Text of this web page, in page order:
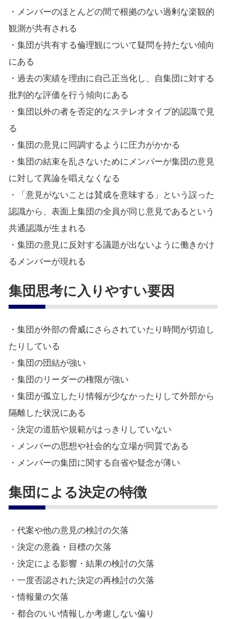
・メンバーのほとんどの間で根拠のない過剰な楽観的
観測が共有される
・集団が共有する倫理観について疑問を持たない傾向
にある
・過去の実績を理由に自己正当化し、自集団に対する
批判的な評価を行う傾向にある
・集団以外の者を否定的なステレオタイプ的認識で見
る
・集団の意見に同調するように圧力がかかる
・集団の結束を乱さないためにメンバーが集団の意見
に対して異論を唱えなくなる
・「意見がないことは賛成を意味する」という誤った
認識から、表面上集団の全員が同じ意見であるという
共通認識が生まれる
・集団の意見に反対する議題が出ないように働きかけ
るメンバーが現れる
集団思考に入りやすい要因
・集団が外部の脅威にさらされていたり時間が切迫し
たりしている
・集団の団結が強い
・集団のリーダーの権限が強い
・集団が孤立したり情報が少なかったりして外部から
隔離した状況にある
・決定の道筋や規範がはっきりしていない
・メンバーの思想や社会的な立場が同質である
・メンバーの集団に関する自省や疑念が薄い
集団による決定の特徴
・代案や他の意見の検討の欠落
・決定の意義・目標の欠落
・決定による影響・結果の検討の欠落
・一度否認された決定の再検討の欠落
・情報量の欠落
・都合のいい情報しか考慮しない偏り